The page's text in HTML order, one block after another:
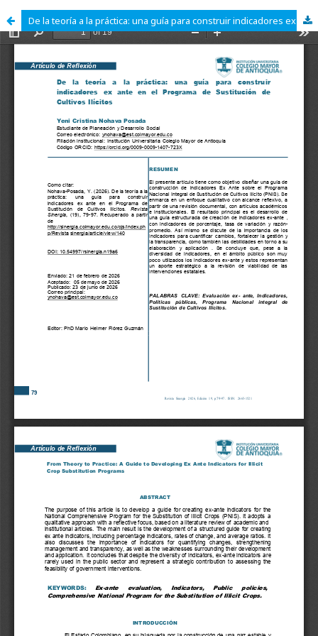
De la teoría a la práctica: una guía para construir indicadores ex ante en el Programa de Sustitución de Cultivos Ilícitos